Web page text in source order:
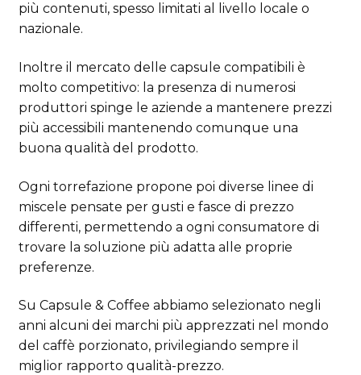
più contenuti, spesso limitati al livello locale o
nazionale.
Inoltre il mercato delle capsule compatibili è
molto competitivo: la presenza di numerosi
produttori spinge le aziende a mantenere prezzi
più accessibili mantenendo comunque una
buona qualità del prodotto.
Ogni torrefazione propone poi diverse linee di
miscele pensate per gusti e fasce di prezzo
differenti, permettendo a ogni consumatore di
trovare la soluzione più adatta alle proprie
preferenze.
Su Capsule & Coffee abbiamo selezionato negli
anni alcuni dei marchi più apprezzati nel mondo
del caffè porzionato, privilegiando sempre il
miglior rapporto qualità-prezzo.